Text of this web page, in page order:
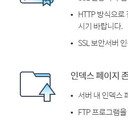
HTTP 방식으
시기 바랍니다.
SSL 보안서버
인덱스 페이지
서버 내 인덱스
FTP 프로그램